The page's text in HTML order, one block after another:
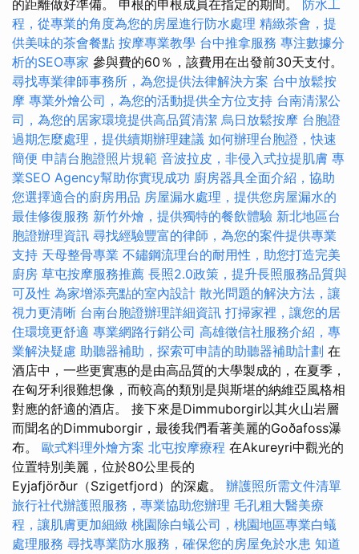
的距離做好準備。 申根的申根成員在指定的期間。 防水工
程，從專業的角度為您的房屋進行防水處理 精緻茶會，提
供美味的茶會餐點 按摩專業教學 台中推拿服務 專注數據分
析的SEO專家 參與費的60％，該費用在出發前30天支付。
尋找專業律師事務所，為您提供法律解決方案 台中放鬆按
摩 專業外燴公司，為您的活動提供全方位支持 台南清潔公
司，為您的居家環境提供高品質清潔 烏日放鬆按摩 台胞證
過期怎麼處理，提供續期辦理建議 如何辦理台胞證，快速
簡便 申請台胞證照片規範 音波拉皮，非侵入式拉提肌膚 專
業SEO Agency幫助你實現成功 廚房器具全面介紹，協助
您選擇適合的廚房用品 房屋漏水處理，提供您房屋漏水的
最佳修復服務 新竹外燴，提供獨特的餐飲體驗 新北地區台
胞證辦理資訊 尋找經驗豐富的律師，為您的案件提供專業
支持 天母整骨專業 不鏽鋼流理台的耐用性，助您打造完美
廚房 草屯按摩服務推薦 長照2.0政策，提升長照服務品質與
可及性 為家增添亮點的室內設計 散光問題的解決方法，讓
視力更清晰 台南台胞證辦理詳細資訊 打掃家裡，讓您的居
住環境更舒適 專業網路行銷公司 高雄徵信社服務介紹，專
業解決疑慮 助聽器補助，探索可申請的助聽器補助計劃 在
酒店中，一些更實惠的是由高品質的大學製成的，在夏季，
在匈牙利很難想像，而較高的類別是與斯堪的納維亞風格相
對應的舒適的酒店。 接下來是Dimmuborgir以其火山岩層
而聞名的Dimmuborgir，最後我們看著美麗的Goðafoss瀑
布。 歐式料理外燴方案 北屯按摩療程 在Akureyri中觀光的
位置特別美麗，位於80公里長的
Eyjafjörður（Szigetfjord）的深處。 辦護照所需文件清單
旅行社代辦護照服務，專業協助您辦理 毛孔粗大醫美療
程，讓肌膚更加細緻 桃園除白蟻公司，桃園地區專業白蟻
處理服務 尋找專業防水服務，確保您的房屋免於水患 知道